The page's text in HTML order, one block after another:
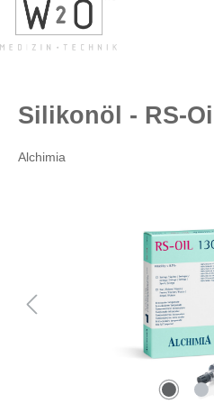
springen
Silikonöl - RS-Oil
Alchimia